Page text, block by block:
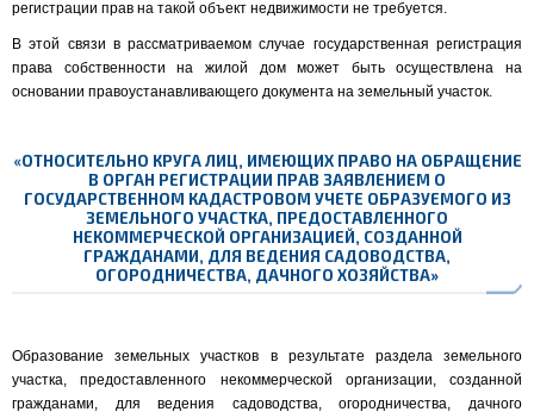
регистрации прав на такой объект недвижимости не требуется.
В этой связи в рассматриваемом случае государственная регистрация
права собственности на жилой дом может быть осуществлена на
основании правоустанавливающего документа на земельный участок.
«ОТНОСИТЕЛЬНО КРУГА ЛИЦ, ИМЕЮЩИХ ПРАВО НА ОБРАЩЕНИЕ
В ОРГАН РЕГИСТРАЦИИ ПРАВ ЗАЯВЛЕНИЕМ О
ГОСУДАРСТВЕННОМ КАДАСТРОВОМ УЧЕТЕ ОБРАЗУЕМОГО ИЗ
ЗЕМЕЛЬНОГО УЧАСТКА, ПРЕДОСТАВЛЕННОГО
НЕКОММЕРЧЕСКОЙ ОРГАНИЗАЦИЕЙ, СОЗДАННОЙ
ГРАЖДАНАМИ, ДЛЯ ВЕДЕНИЯ САДОВОДСТВА,
ОГОРОДНИЧЕСТВА, ДАЧНОГО ХОЗЯЙСТВА»
Образование земельных участков в результате раздела земельного
участка, предоставленного некоммерческой организации, созданной
гражданами, для ведения садоводства, огородничества, дачного